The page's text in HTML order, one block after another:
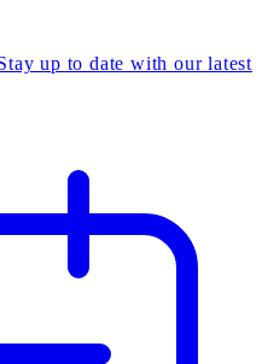
up to date with our latest